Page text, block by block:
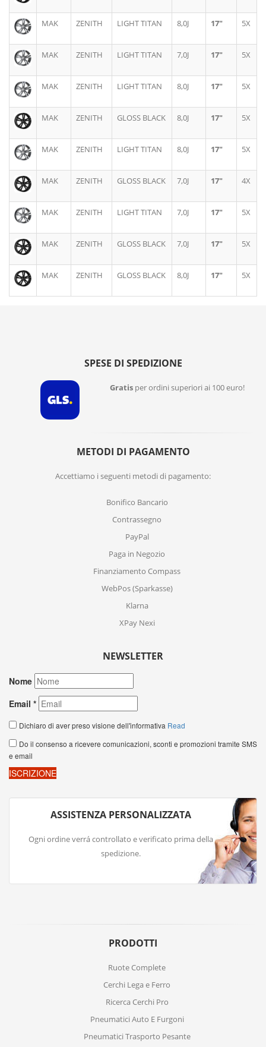
MAK ZENITH LIGHT TITAN 8,0J 17" 5X
MAK ZENITH LIGHT TITAN 7,0J 17" 5X
MAK ZENITH LIGHT TITAN 8,0J 17" 5X
MAK ZENITH GLOSS BLACK 8,0J 17" 5X
MAK ZENITH LIGHT TITAN 8,0J 17" 5X
MAK ZENITH GLOSS BLACK 7,0J 17" 4X
MAK ZENITH LIGHT TITAN 7,0J 17" 5X
MAK ZENITH GLOSS BLACK 7,0J 17" 5X
MAK ZENITH GLOSS BLACK 8,0J 17" 5X
SPESE DI SPEDIZIONE
Gratis per ordini superiori ai 100 euro!
METODI DI PAGAMENTO
Accettiamo i seguenti metodi di pagamento:
Bonifico Bancario
Contrassegno
PayPal
Paga in Negozio
Finanziamento Compass
WebPos (Sparkasse)
Klarna
XPay Nexi
NEWSLETTER
ASSISTENZA PERSONALIZZATA
Ogni ordine verrá controllato e verificato prima della
spedizione.
PRODOTTI
Ruote Complete
Cerchi Lega e Ferro
Ricerca Cerchi Pro
Pneumatici Auto E Furgoni
Pneumatici Trasporto Pesante